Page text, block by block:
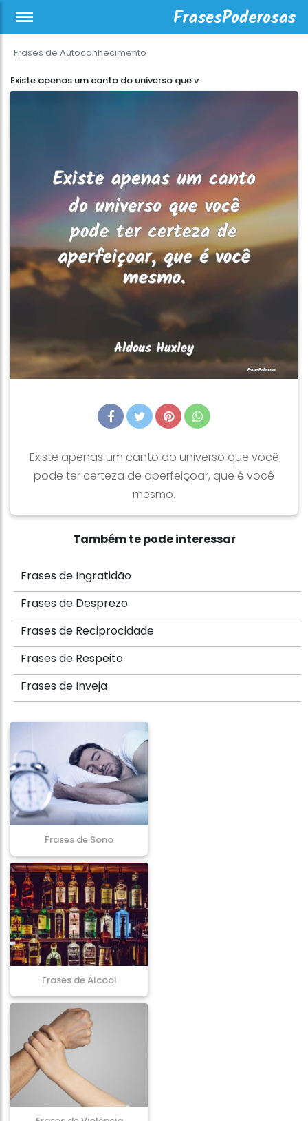
Frases de Autoconhecimento
Existe apenas um canto do universo que v
Existe apenas um canto do universo que você
pode ter certeza de aperfeiçoar, que é você
mesmo.
Também te pode interessar
Frases de Ingratidão
Frases de Desprezo
Frases de Reciprocidade
Frases de Respeito
Frases de Inveja
Frases de Sono
Frases de Álcool